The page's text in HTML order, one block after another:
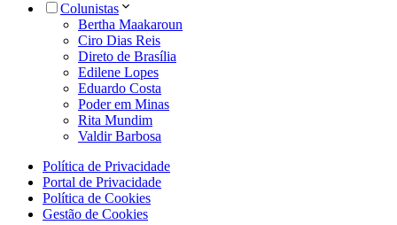
Colunistas
Bertha Maakaroun
Ciro Dias Reis
Direto de Brasília
Edilene Lopes
Eduardo Costa
Poder em Minas
Rita Mundim
Valdir Barbosa
Política de Privacidade
Portal de Privacidade
Política de Cookies
Gestão de Cookies